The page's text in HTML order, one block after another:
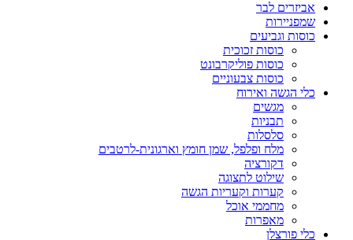
אביזרים לבר
שמפניירות
כוסות וגביעים
כוסות זכוכית
כוסות פוליקרבונט
כוסות צבעוניים
כלי הגשה ואירוח
מגשים
תבניות
סלסלות
מלח ופלפל, שמן חומץ וארגונית-לרטבים
דקורציה
שילוט לתצוגה
קערות וקעריות הגשה
מחממי אוכל
מאפרות
כלי פורצלן